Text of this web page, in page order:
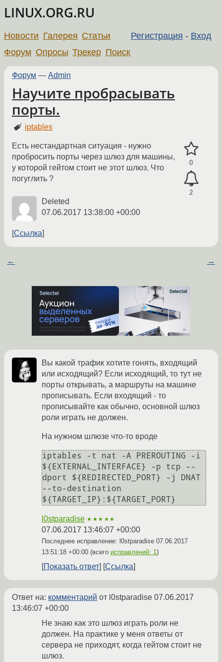
LINUX.ORG.RU
Регистрация - Вход
Новости Галерея Статьи
Форум Опросы Трекер Поиск
Форум — Admin
Научите пробрасывать
порты.
iptables
0
2
Есть нестандартная ситуация - нужно
пробросить порты через шлюз для машины,
у которой гейтом стоит не этот шлюз. Что
погуглить ?
Deleted
07.06.2017 13:38:00 +00:00
Ссылка
← →
Вы какой трафик хотите гонять, входящий
или исходящий? Если исходящий, то тут не
порты открывать, а маршруты на машине
прописывать. Если входящий - то
прописывайте как обычно, основной шлюз
роли играть не должен.
На нужном шлюзе что-то вроде
iptables -t nat -A PREROUTING -i
${EXTERNAL_INTERFACE} -p tcp --
dport ${REDIRECTED_PORT} -j DNAT
--to-destination
${TARGET_IP}:${TARGET_PORT}
l0stparadise ★★★★★
07.06.2017 13:46:07 +00:00
Последнее исправление: l0stparadise 07.06.2017
13:51:18 +00:00 (всего исправлений: 1)
Показать ответ Ссылка
Ответ на: комментарий от l0stparadise 07.06.2017
13:46:07 +00:00
Не знаю как это шлюз играть роли не
должен. На практике у меня ответы от
сервера не приходят, когда гейтом стоит не
шлюз.